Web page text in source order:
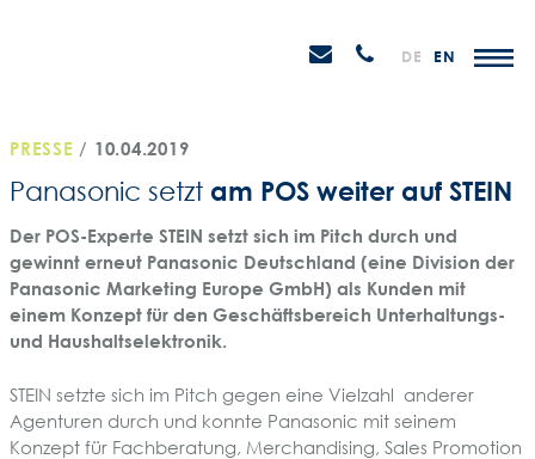
Email Anrufen
DE EN
PRESSE / 10.04.2019
Panasonic setzt am POS weiter auf STEIN
Der POS-Experte STEIN setzt sich im Pitch durch und
gewinnt erneut Panasonic Deutschland (eine Division der
Panasonic Marketing Europe GmbH) als Kunden mit
einem Konzept für den Geschäftsbereich Unterhaltungs-
und Haushaltselektronik.
STEIN setzte sich im Pitch gegen eine Vielzahl anderer
Agenturen durch und konnte Panasonic mit seinem
Konzept für Fachberatung, Merchandising, Sales Promotion